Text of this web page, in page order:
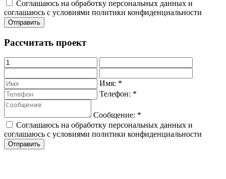
Соглашаюсь на обработку персональных данных и
соглашаюсь с условиями политики конфиденциальности
Рассчитать проект
Имя: *
Телефон: *
Сообщение: *
Соглашаюсь на обработку персональных данных и
соглашаюсь с условиями политики конфиденциальности